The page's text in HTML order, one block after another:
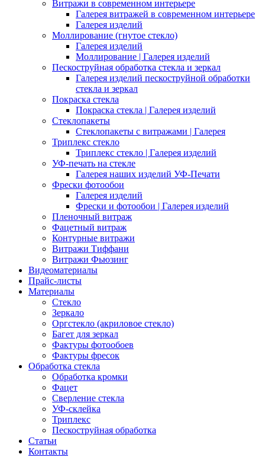
Витражи в современном интерьере
Галерея витражей в современном интерьере
Галерея изделий
Моллирование (гнутое стекло)
Галерея изделий
Моллирование | Галерея изделий
Пескоструйная обработка стекла и зеркал
Галерея изделий пескоструйной обработки
стекла и зеркал
Покраска стекла
Покраска стекла | Галерея изделий
Стеклопакеты
Стеклопакеты с витражами | Галерея
Триплекс стекло
Триплекс стекло | Галерея изделий
УФ-печать на стекле
Галерея наших изделий УФ-Печати
Фрески фотообои
Галерея изделий
Фрески и фотообои | Галерея изделий
Пленочный витраж
Фацетный витраж
Контурные витражи
Витражи Тиффани
Витражи Фьюзинг
Видеоматериалы
Прайс-листы
Материалы
Стекло
Зеркало
Оргстекло (акриловое стекло)
Багет для зеркал
Фактуры фотообоев
Фактуры фресок
Обработка стекла
Обработка кромки
Фацет
Сверление стекла
УФ-склейка
Триплекс
Пескоструйная обработка
Статьи
Контакты